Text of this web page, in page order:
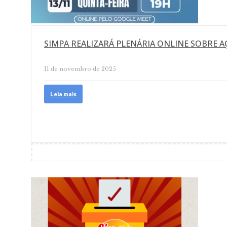
SIMPA REALIZARÁ PLENÁRIA ONLINE SOBRE
11 de novembro de 2025
Leia mais